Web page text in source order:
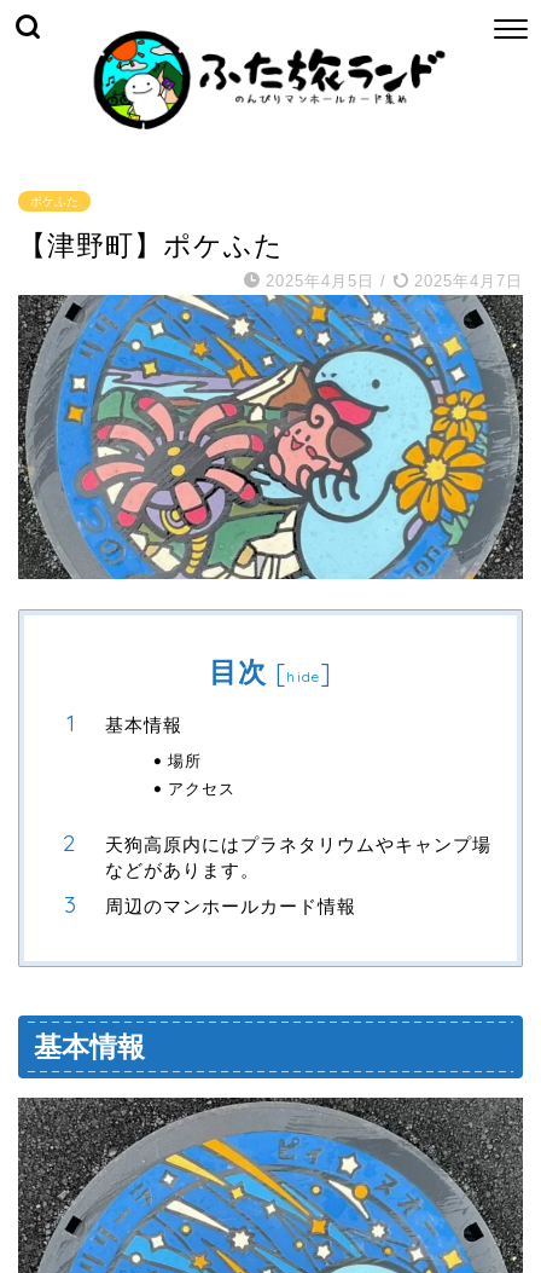
ポケふた
【津野町】ポケふた
2025年4月5日 / 2025年4月7日
目次 [hide]
基本情報
場所
アクセス
天狗高原内にはプラネタリウムやキャンプ場
などがあります。
周辺のマンホールカード情報
基本情報